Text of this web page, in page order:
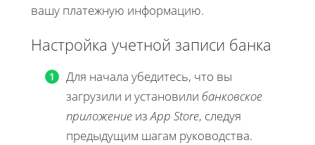
вашу платежную информацию.
Настройка учетной записи банка
Для начала убедитесь, что вы
загрузили и установили банковское
приложение изApp Store, следуя
предыдущим шагам руководства.